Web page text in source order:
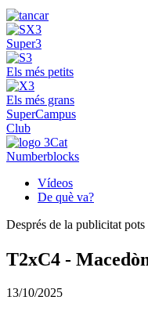
Super3
Els més petits
Els més grans
SuperCampus
Club
Numberblocks
Vídeos
De què va?
Després de la publicitat
T2xC4 -
13/10/2025